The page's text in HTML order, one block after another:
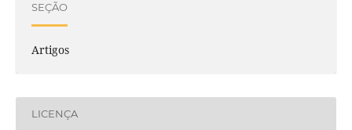
SEÇÃO
Artigos
LICENÇA